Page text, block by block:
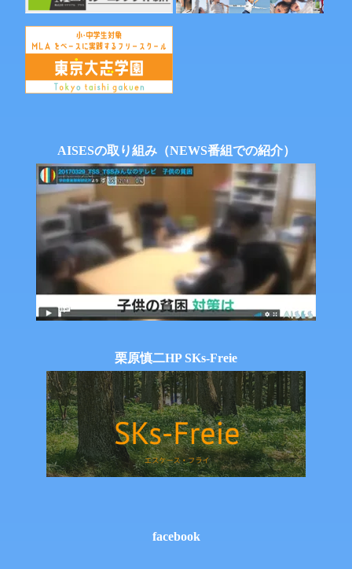
AISESの取り組み（NEWS番組での紹介）
栗原慎二HP SKs-Freie
facebook